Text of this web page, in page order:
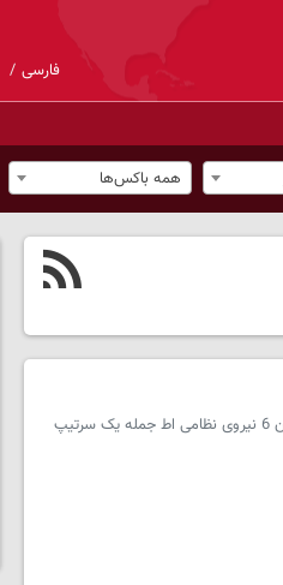
فارسی
همه باکس‌ها
سرویس ترکیه - یک بالگردUH-1 متعلق به نیروهای مسلح ترکیه در اسپارتا سقوط کرد که منجر به کشته شدن 6 نیروی نظامی اط جمله یک سرتیپ